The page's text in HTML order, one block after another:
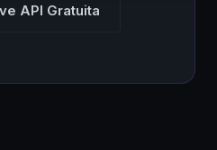
API Gratuita